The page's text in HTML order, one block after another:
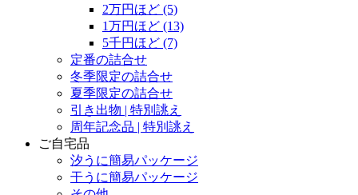
2万円ほど (5)
1万円ほど (13)
5千円ほど (7)
定番の詰合せ
冬季限定の詰合せ
夏季限定の詰合せ
引き出物 | 特別誂え
周年記念品 | 特別誂え
ご自宅品
汐うに簡易パッケージ
干うに簡易パッケージ